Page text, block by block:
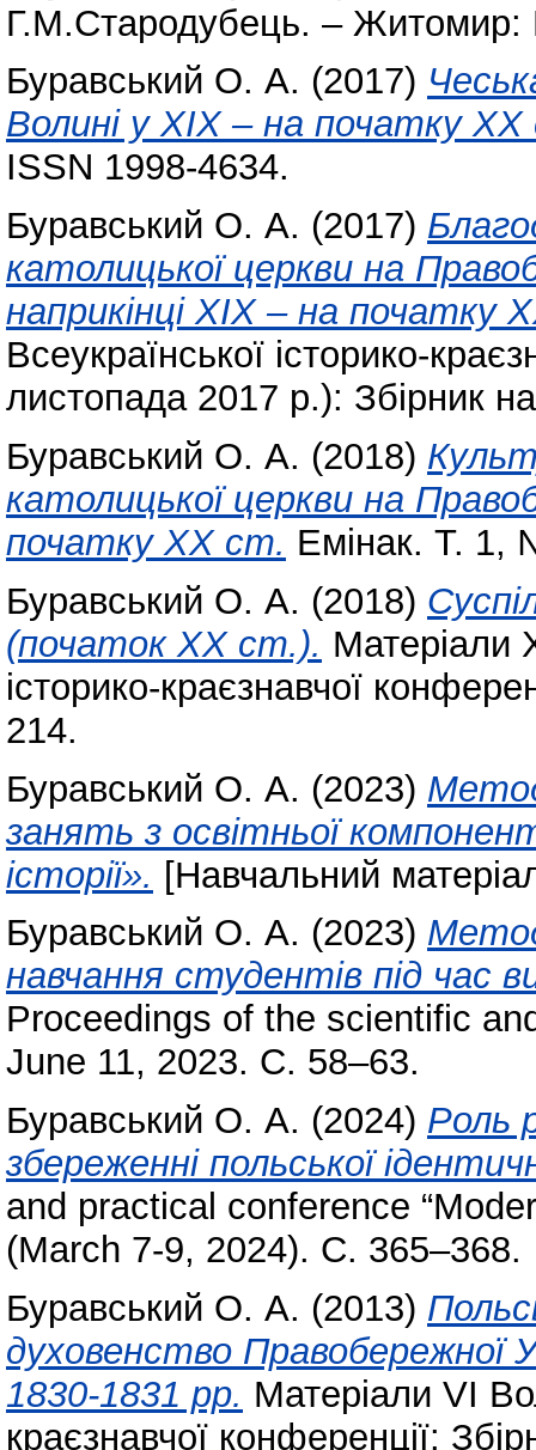
Г.М.Стародубець. – Житомир:
Буравський О. А. (2017)
Волині у ХІХ – на початку
ISSN 1998-4634.
Буравський О. А. (2017)
католицької церкви на
наприкінці ХІХ – на початку
Всеукраїнської історико-
листопада 2017 р.): Збірник
Буравський О. А. (2018)
католицької церкви на
початку ХХ ст. Емінак. Т. 1,
Буравський О. А. (2018)
(початок ХХ ст.). Матеріали
історико-краєзнавчої
214.
Буравський О. А. (2023)
занять з освітньої
історії». [Навчальний
Буравський О. А. (2023)
навчання студентів під час
Proceedings of the scientific
June 11, 2023. С. 58–63.
Буравський О. А. (2024) Роль
збереженні польської
and practical conference
(March 7-9, 2024). С. 365–368.
Буравський О. А. (2013)
духовенство Правобережної
1830-1831 рр. Матеріали VI
краєзнавчої конференції: